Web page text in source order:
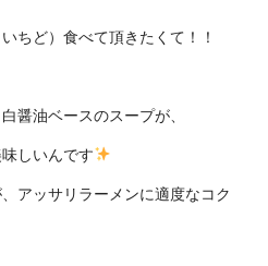
ちど）食べて頂きたくて！！
醤油ベースのスープが、
しいんです
アッサリラーメンに適度なコク